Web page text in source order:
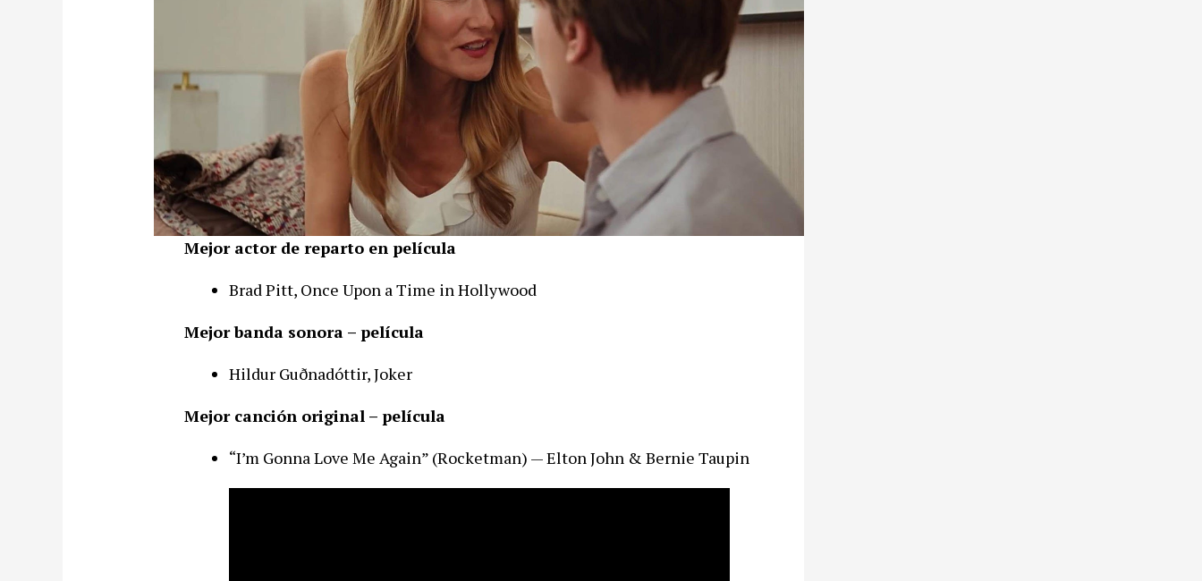
Mejor actor de reparto en película
Brad Pitt, Once Upon a Time in Hollywood
Mejor banda sonora – película
Hildur Guðnadóttir, Joker
Mejor canción original – película
“I’m Gonna Love Me Again” (Rocketman) — Elton John & Bernie Taupin